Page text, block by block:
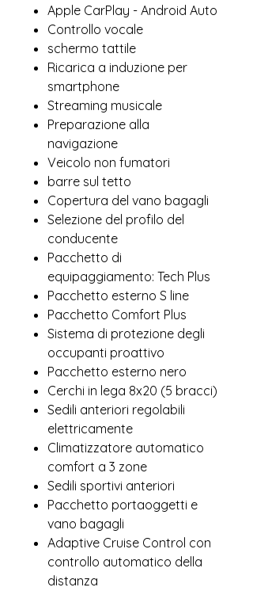
Apple CarPlay - Android Auto
Controllo vocale
schermo tattile
Ricarica a induzione per
smartphone
Streaming musicale
Preparazione alla
navigazione
Veicolo non fumatori
barre sul tetto
Copertura del vano bagagli
Selezione del profilo del
conducente
Pacchetto di
equipaggiamento: Tech Plus
Pacchetto esterno S line
Pacchetto Comfort Plus
Sistema di protezione degli
occupanti proattivo
Pacchetto esterno nero
Cerchi in lega 8x20 (5 bracci)
Sedili anteriori regolabili
elettricamente
Climatizzatore automatico
comfort a 3 zone
Sedili sportivi anteriori
Pacchetto portaoggetti e
vano bagagli
Adaptive Cruise Control con
controllo automatico della
distanza